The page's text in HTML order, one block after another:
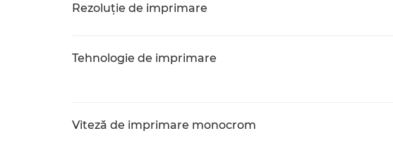
Rezoluţie de imprimare
Tehnologie de imprimare
Viteză de imprimare monocrom